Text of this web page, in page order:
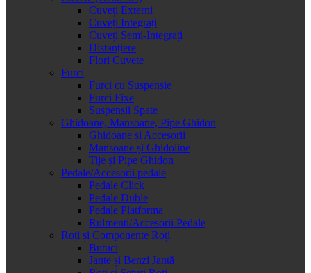
Cuveți Externi
Cuveți Integrați
Cuveți Semi-Integrați
Distanțiere
Flori Cuvete
Furci
Furci cu Suspensie
Furci Fixe
Suspensii Spate
Ghidoane, Mansoane, Pipe Ghidon
Ghidoane și Accesorii
Mansoane și Ghidoline
Tije și Pipe Ghidon
Pedale/Accesorii pedale
Pedale Click
Pedale Duble
Pedale Platforma
Rulmenti/Accesorii Pedale
Roți și Componente Roți
Butuci
Jante și Benzi Jantă